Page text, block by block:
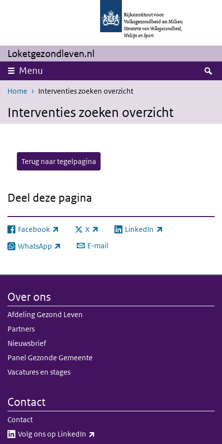
Overslaan en naar de inhoud gaan
Rijksinstituut voor
Volksgezondheid en Milieu
Ministerie van Volksgezondheid,
Welzijn en Sport
Loketgezondleven.nl
Menu
Home Interventies zoeken overzicht
Interventies zoeken overzicht
Terug naar tegelpagina
Deel deze pagina
Facebook
(externe link) X
(externe link) LinkedIn
(externe link)
WhatsApp
(externe link) E-mail
Over ons
Afdeling Gezond Leven
Partners
Nieuwsbrief
Panel Gezonde Gemeente
Vacatures en stages
Contact
Contact
Volg ons op LinkedIn​​